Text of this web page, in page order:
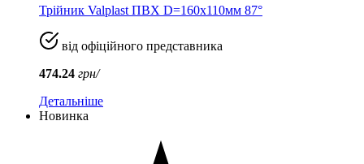
Трійник Valplast ПВХ D=160x110мм 87°
від офіційного представника
474.24 грн/
Детальніше
Новинка